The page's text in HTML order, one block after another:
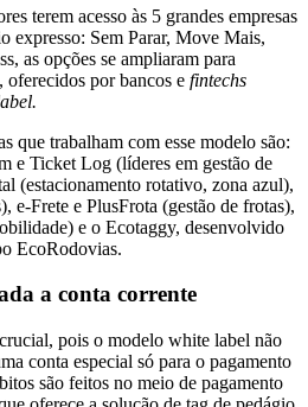
terem acesso às 5 grandes empresas
expresso: Sem Parar, Move Mais,
as opções se ampliaram para
oferecidos por bancos e fintechs
que trabalham com esse modelo são:
e Ticket Log (líderes em gestão de
(estacionamento rotativo, zona azul),
e-Frete e PlusFrota (gestão de frotas),
e o Ecotaggy, desenvolvido
EcoRodovias.
a conta corrente
pois o modelo white label não
conta especial só para o pagamento
são feitos no meio de pagamento